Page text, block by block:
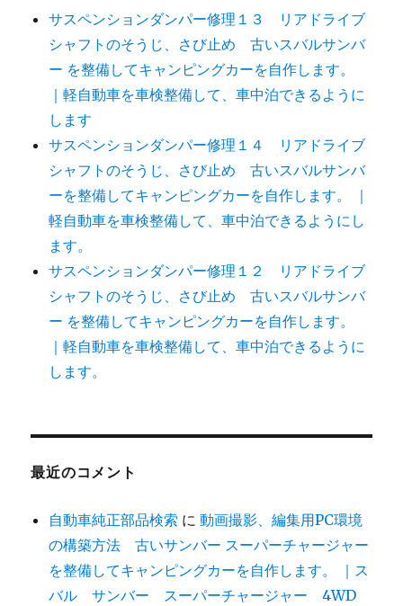
サスペンションダンパー修理１３ リアドライブ
シャフトのそうじ、さび止め 古いスバルサンバ
ー を整備してキャンピングカーを自作します。
｜軽自動車を車検整備して、車中泊できるように
します
サスペンションダンパー修理１４ リアドライブ
シャフトのそうじ、さび止め 古いスバルサンバ
ーを整備してキャンピングカーを自作します。 ｜
軽自動車を車検整備して、車中泊できるようにし
ます。
サスペンションダンパー修理１２ リアドライブ
シャフトのそうじ、さび止め 古いスバルサンバ
ー を整備してキャンピングカーを自作します。
｜軽自動車を車検整備して、車中泊できるように
します。
最近のコメント
自動車純正部品検索 に動画撮影、編集用PC環境
の構築方法 古いサンバー スーパーチャージャー
を整備してキャンピングカーを自作します。 ｜ス
バル サンバー スーパーチャージャー 4WD